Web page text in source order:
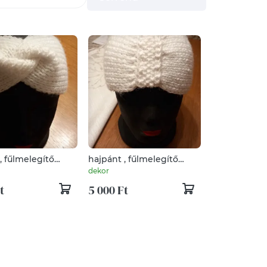
fűlmelegítő
hajpánt , fűlmelegítő
télire
dekor
5 000 Ft